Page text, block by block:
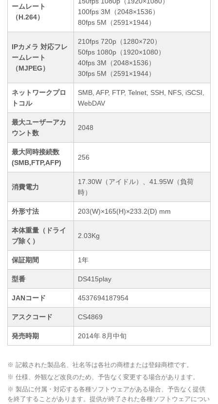
ームレート
（H.264）
100fps 3M（2048×1536）
80fps 5M（2591×1944）
IPカメラ 対応フレ
ームレート
（MJPEG）
210fps 720p（1280×720）
50fps 1080p（1920×1080）
40fps 3M（2048×1536）
30fps 5M（2591×1944）
ネットワークプロ
トコル
SMB, AFP, FTP, Telnet, SSH, NFS, iSCSI,
WebDAV
最大ユーザーアカ
ウント数
2048
最大同時接続数
(SMB,FTP,AFP)
256
消費電力
17.30W（アイドル）、41.95W（負荷
時）
外形寸法 203(W)×165(H)×233.2(D) mm
本体重量（ドライ
ブ除く）
2.03Kg
保証期間 1年
型番 DS415play
JANコード 4537694187954
アスクコード CS4869
発売時期 2014年 8月中旬
※ 記載された製品名、社名等は各社の商標または登録商標です。
※ 仕様、外観など改良のため、予告なく変更する場合があります。
※ 製品に付属・対応する各種ソフトウェアがある場合、予告なく提供
を終了することがあります。提供が終了された各種ソフトウェアについ